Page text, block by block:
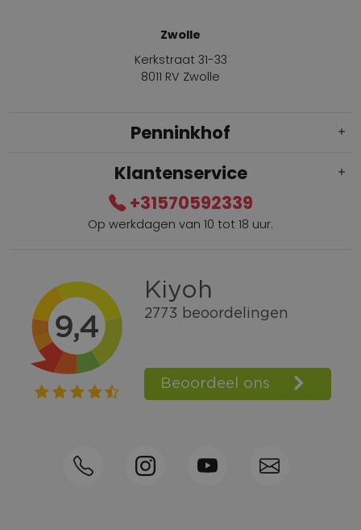
Zwolle
Kerkstraat 31-33
8011 RV Zwolle
Penninkhof
Gratis verzending vanaf € 100,=
Bel +31570592339
Spaarpunten
Shop the Look
Telefonisch bestellen ook mogelijk
Klantenservice
+31570592339
Op werkdagen van 10 tot 18 uur.